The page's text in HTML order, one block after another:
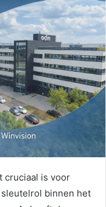
cruciaal is voor
binnen het